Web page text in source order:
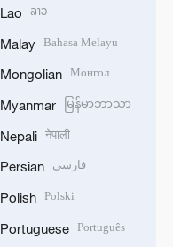
Lao ລາວ
Malay Bahasa Melayu
Mongolian Монгол
Myanmar မြန်မာဘာသာ
Nepali नेपाली
Persian فارسی
Polish Polski
Portuguese Português